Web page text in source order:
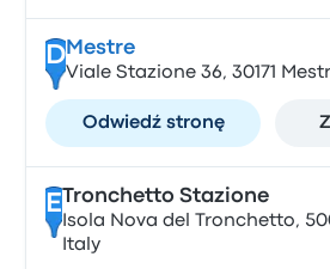
DMestre
Viale Stazione 36, 30171
Odwiedź stronę
E Tronchetto Stazione
Isola Nova del Tronchetto,
Italy